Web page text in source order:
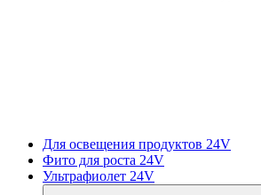
Для освещения продуктов 24V
Фито для роста 24V
Ультрафиолет 24V